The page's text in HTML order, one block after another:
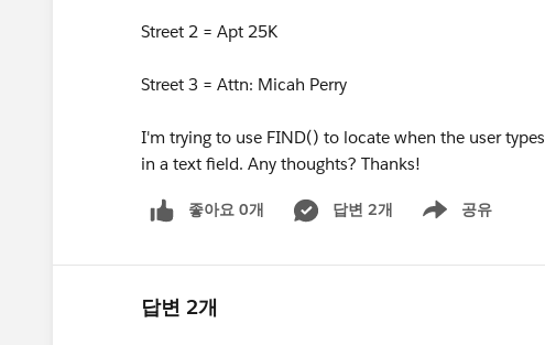
Street 2 = Apt 25K
Street 3 = Attn: Micah Perry
I'm trying to use FIND() to locate when the user
in a text field. Any thoughts? Thanks!
좋아요 0개 답변 2개 공유
Show menu
답변 2개